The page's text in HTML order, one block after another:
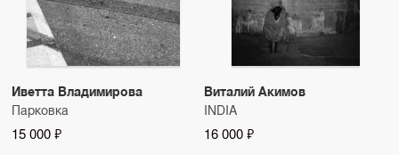
Иветта Владимирова
Парковка
15 000 ₽
Виталий Акимов
INDIA
16 000 ₽